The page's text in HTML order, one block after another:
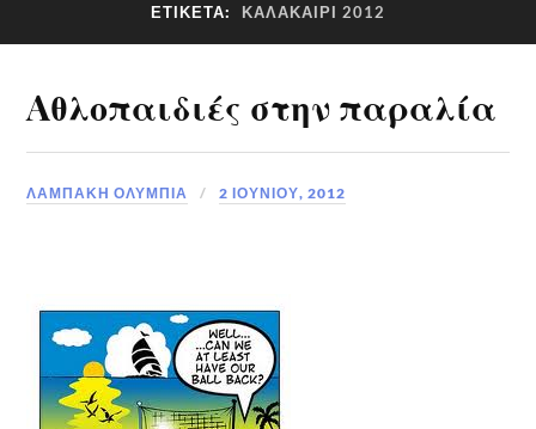
ΕΤΙΚΈΤΑ: ΚΑΛΑΚΑΊΡΙ 2012
Aθλοπαιδιές στην παραλία
ΛΑΜΠΆΚΗ ΟΛΥΜΠΊΑ 2 ΙΟΥΝΊΟΥ, 2012